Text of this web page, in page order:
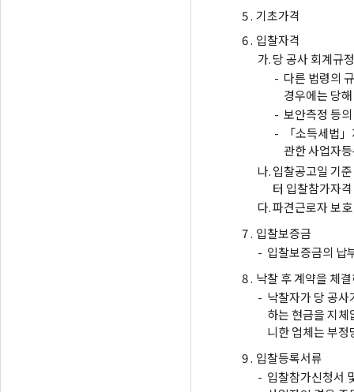
5 . 기초가격
6 . 입찰자격
가.당 공사 회계규
- 다른 법령의
경우에는 당
- 보안측정 등
-
「소득세법
관한 사업자
나.입찰공고일 기
터 입찰참가자
다.파견근로자 보
7 . 입찰보증금
- 입찰보증금의 납
8 . 낙찰 후 계약을 체
- 낙찰자가 당 공
하는 현금을 지
니한 업체는 부
9 . 입찰등록서류
- 입찰참가신청서